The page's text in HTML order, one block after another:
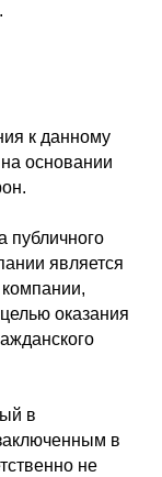
к данному
основании
публичного
является
оказания
в
в
не